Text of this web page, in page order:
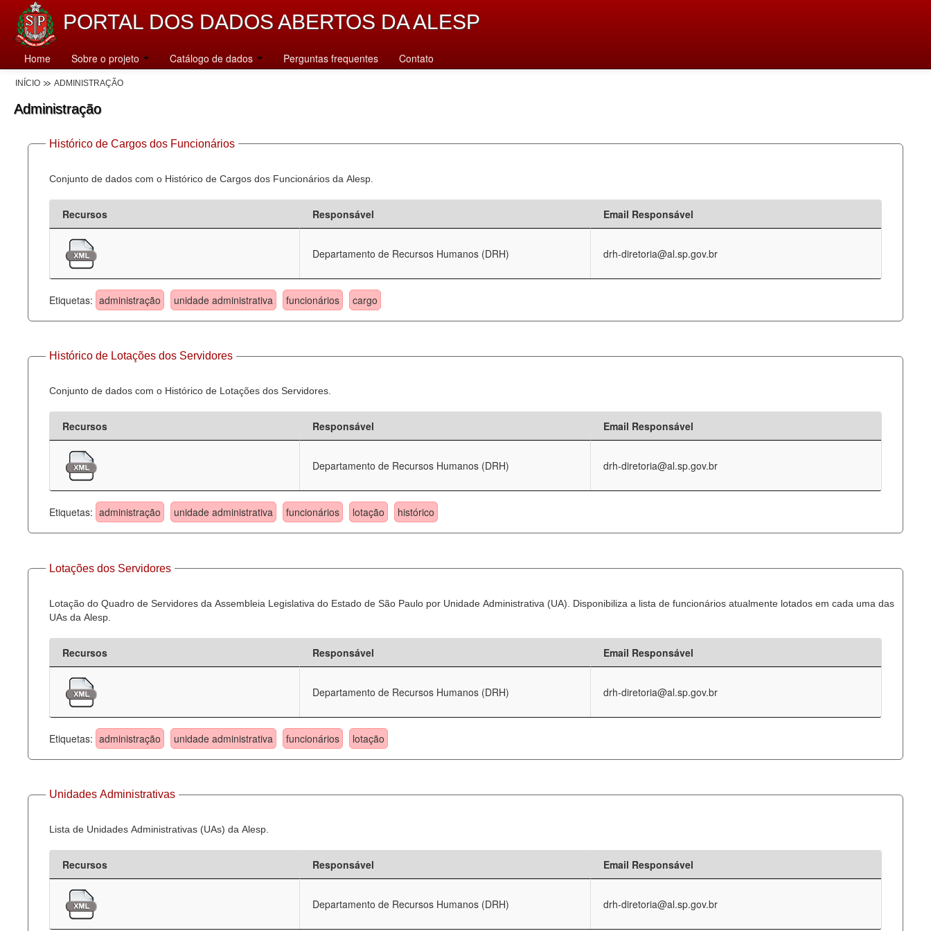
PORTAL DOS DADOS ABERTOS DA ALESP
Home Sobre o projeto Catálogo de dados Perguntas frequentes Contato
INÍCIO ADMINISTRAÇÃO
Administração
Histórico de Cargos dos Funcionários
Conjunto de dados com o Histórico de Cargos dos Funcionários da Alesp.
Recursos Responsável Email Responsável
Departamento de Recursos Humanos (DRH) drh-diretoria@al.sp.gov.br
Etiquetas: administração unidade administrativa funcionários cargo
Histórico de Lotações dos Servidores
Conjunto de dados com o Histórico de Lotações dos Servidores.
Recursos Responsável Email Responsável
Departamento de Recursos Humanos (DRH) drh-diretoria@al.sp.gov.br
Etiquetas: administração unidade administrativa funcionários lotação histórico
Lotações dos Servidores
Lotação do Quadro de Servidores da Assembleia Legislativa do Estado de São Paulo por Unidade Administrativa (UA). Disponibiliza a lista de funcionários atualmente lotados em cada uma das
UAs da Alesp.
Recursos Responsável Email Responsável
Departamento de Recursos Humanos (DRH) drh-diretoria@al.sp.gov.br
Etiquetas: administração unidade administrativa funcionários lotação
Unidades Administrativas
Lista de Unidades Administrativas (UAs) da Alesp.
Recursos Responsável Email Responsável
Departamento de Recursos Humanos (DRH) drh-diretoria@al.sp.gov.br